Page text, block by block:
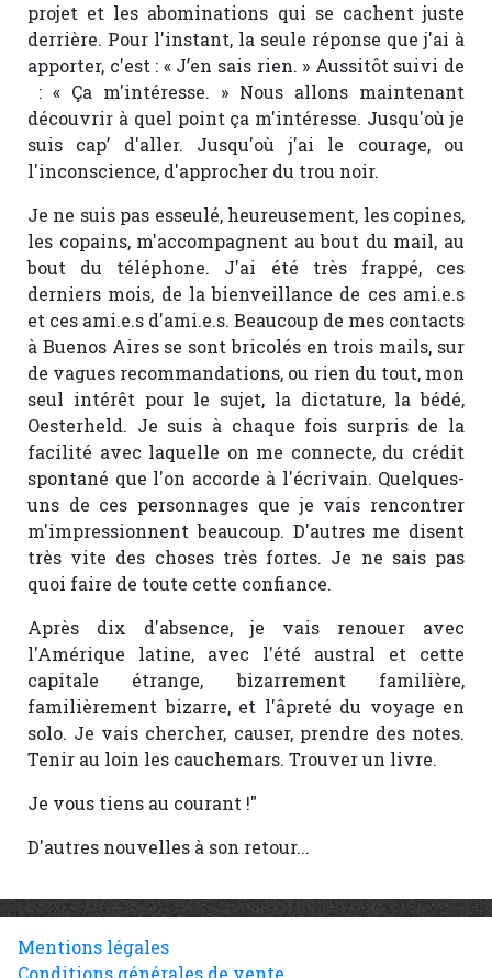
projet et les abominations qui se cachent juste
derrière. Pour l'instant, la seule réponse que j'ai à
apporter, c'est : « J’en sais rien. » Aussitôt suivi de
: « Ça m'intéresse. » Nous allons maintenant
découvrir à quel point ça m'intéresse. Jusqu'où je
suis cap’ d'aller. Jusqu'où j'ai le courage, ou
l'inconscience, d'approcher du trou noir.
Je ne suis pas esseulé, heureusement, les copines,
les copains, m'accompagnent au bout du mail, au
bout du téléphone. J'ai été très frappé, ces
derniers mois, de la bienveillance de ces ami.e.s
et ces ami.e.s d'ami.e.s. Beaucoup de mes contacts
à Buenos Aires se sont bricolés en trois mails, sur
de vagues recommandations, ou rien du tout, mon
seul intérêt pour le sujet, la dictature, la bédé,
Oesterheld. Je suis à chaque fois surpris de la
facilité avec laquelle on me connecte, du crédit
spontané que l'on accorde à l'écrivain. Quelques-
uns de ces personnages que je vais rencontrer
m'impressionnent beaucoup. D'autres me disent
très vite des choses très fortes. Je ne sais pas
quoi faire de toute cette confiance.
Après dix d'absence, je vais renouer avec
l'Amérique latine, avec l'été austral et cette
capitale étrange, bizarrement familière,
familièrement bizarre, et l'âpreté du voyage en
solo. Je vais chercher, causer, prendre des notes.
Tenir au loin les cauchemars. Trouver un livre.
Je vous tiens au courant !"
D'autres nouvelles à son retour...
Mentions légales
Conditions générales de vente